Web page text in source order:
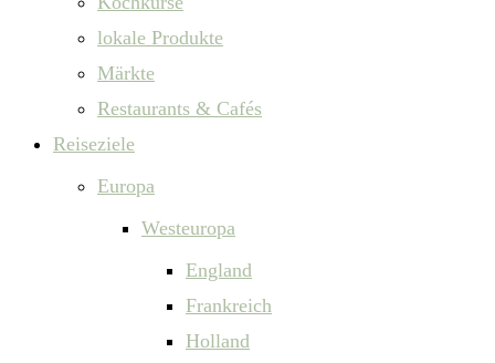
lokale Produkte
Märkte
Restaurants & Cafés
Reiseziele
Europa
Westeuropa
England
Frankreich
Holland